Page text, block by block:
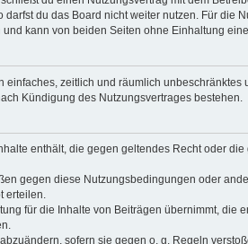
du das Board nicht weiter nutzen. Für
kann von beiden Seiten ohne Einhaltung
zeitlich und räumlich
Kündigung des Nutzungsvertrages bestehen.
enthält, die gegen geltendes Recht oder
gegen diese Nutzungsbedingungen oder
erteilen.
für die Inhalte von Beiträgen übernimmt,
sofern sie gegen o. g. Regeln